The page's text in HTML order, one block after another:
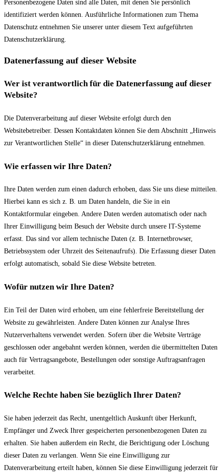
Personenbezogene Daten sind alle Daten, mit denen Sie persönlich
identifiziert werden können. Ausführliche Informationen zum Thema
Datenschutz entnehmen Sie unserer unter diesem Text aufgeführten
Datenschutzerklärung.
Datenerfassung auf dieser Website
Wer ist verantwortlich für die Datenerfassung auf dieser
Website?
Die Datenverarbeitung auf dieser Website erfolgt durch den
Websitebetreiber. Dessen Kontaktdaten können Sie dem Abschnitt „Hinweis
zur Verantwortlichen Stelle“ in dieser Datenschutzerklärung entnehmen.
Wie erfassen wir Ihre Daten?
Ihre Daten werden zum einen dadurch erhoben, dass Sie uns diese mitteilen.
Hierbei kann es sich z. B. um Daten handeln, die Sie in ein
Kontaktformular eingeben. Andere Daten werden automatisch oder nach
Ihrer Einwilligung beim Besuch der Website durch unsere IT-Systeme
erfasst. Das sind vor allem technische Daten (z. B. Internetbrowser,
Betriebssystem oder Uhrzeit des Seitenaufrufs). Die Erfassung dieser Daten
erfolgt automatisch, sobald Sie diese Website betreten.
Wofür nutzen wir Ihre Daten?
Ein Teil der Daten wird erhoben, um eine fehlerfreie Bereitstellung der
Website zu gewährleisten. Andere Daten können zur Analyse Ihres
Nutzerverhaltens verwendet werden. Sofern über die Website Verträge
geschlossen oder angebahnt werden können, werden die übermittelten Daten
auch für Vertragsangebote, Bestellungen oder sonstige Auftragsanfragen
verarbeitet.
Welche Rechte haben Sie bezüglich Ihrer Daten?
Sie haben jederzeit das Recht, unentgeltlich Auskunft über Herkunft,
Empfänger und Zweck Ihrer gespeicherten personenbezogenen Daten zu
erhalten. Sie haben außerdem ein Recht, die Berichtigung oder Löschung
dieser Daten zu verlangen. Wenn Sie eine Einwilligung zur
Datenverarbeitung erteilt haben, können Sie diese Einwilligung jederzeit für